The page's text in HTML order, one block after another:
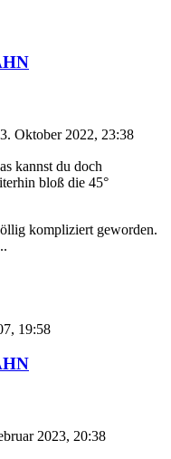
Oktober 2022, 23:38
kannst du doch
bloß die 45°
kompliziert geworden.
19:58
2023, 20:38